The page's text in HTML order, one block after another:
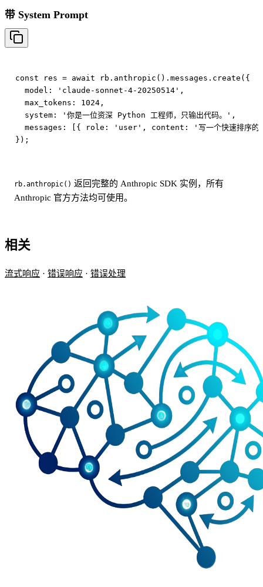
带 System Prompt
const res = await rb.anthropic().messages.create({
  model: 'claude-sonnet-4-20250514',
  max_tokens: 1024,
  system: '你是一位资深 Python 工程师，只输出代码。',
messages: [{ role: 'user', content: '写一个快速排序的
rb.anthropic() 返回完整的 Anthropic SDK 实例，所有
Anthropic 官方方法均可使用。
相关
流式响应 · 错误响应 · 错误处理